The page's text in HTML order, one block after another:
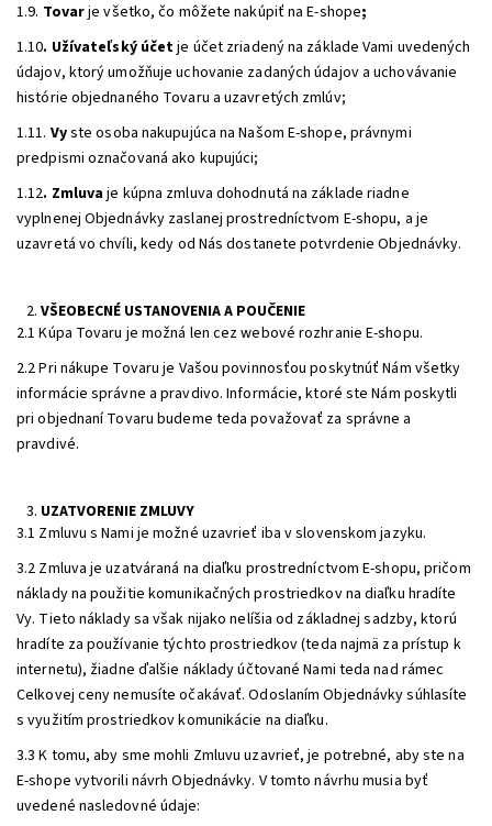
1.9. Tovarje všetko, čo môžete nakúpiť na E-shope;
1.10. Užívateľský účetje účet zriadený na základe Vami uvedených
údajov, ktorý umožňuje uchovanie zadaných údajov a uchovávanie
histórie objednaného Tovaru a uzavretých zmlúv;
1.11. Vyste osoba nakupujúca na Našom E-shope, právnymi
predpismi označovaná ako kupujúci;
1.12. Zmluvaje kúpna zmluva dohodnutá na základe riadne
vyplnenej Objednávky zaslanej prostredníctvom E-shopu, a je
uzavretá vo chvíli, kedy od Nás dostanete potvrdenie Objednávky.
VŠEOBECNÉ USTANOVENIA A POUČENIE
2.1 Kúpa Tovaru je možná len cez webové rozhranie E-shopu.
2.2 Pri nákupe Tovaru je Vašou povinnosťou poskytnúť Nám všetky
informácie správne a pravdivo. Informácie, ktoré ste Nám poskytli
pri objednaní Tovaru budeme teda považovať za správne a
pravdivé.
UZATVORENIE ZMLUVY
3.1 Zmluvu s Nami je možné uzavrieť iba v slovenskom jazyku.
3.2 Zmluva je uzatváraná na diaľku prostredníctvom E-shopu, pričom
náklady na použitie komunikačných prostriedkov na diaľku hradíte
Vy. Tieto náklady sa však nijako nelíšia od základnej sadzby, ktorú
hradíte za používanie týchto prostriedkov (teda najmä za prístup k
internetu), žiadne ďalšie náklady účtované Nami teda nad rámec
Celkovej ceny nemusíte očakávať. Odoslaním Objednávky súhlasíte
s využitím prostriedkov komunikácie na diaľku.
3.3 K tomu, aby sme mohli Zmluvu uzavrieť, je potrebné, aby ste na
E-shope vytvorili návrh Objednávky. V tomto návrhu musia byť
uvedené nasledovné údaje: